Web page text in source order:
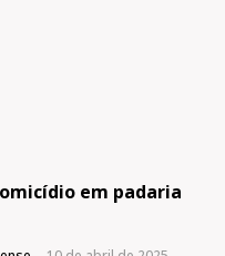
em padaria